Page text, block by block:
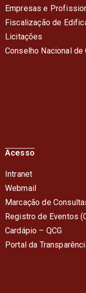
Empresas e
Fiscalização de
Licitações
Conselho Nacional
Acesso
Intranet
Webmail
Marcação de
Registro de Eventos
Cardápio – QCG
Portal da